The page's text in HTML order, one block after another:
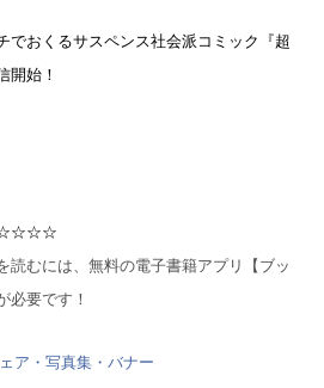
おくるサスペンス社会派コミック『超
開始！
読むには、無料の電子書籍アプリ【ブッ
必要です！